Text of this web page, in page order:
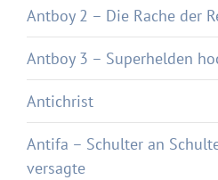
Antboy 2 – Die Rache der
Antboy 3 – Superhelden
Antichrist
Antifa – Schulter an
versagte